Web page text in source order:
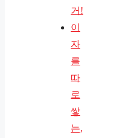
거!
이
자
를
따
로
쌓
는,